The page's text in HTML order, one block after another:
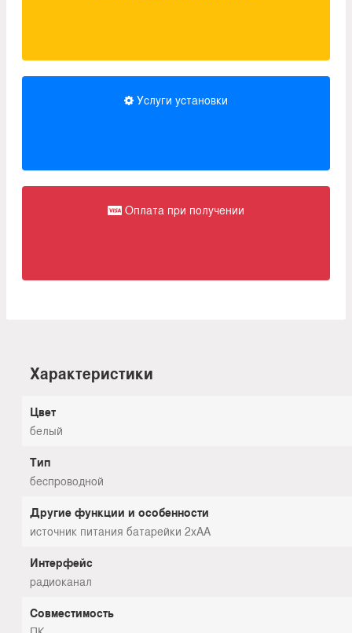
Услуги установки
Оплата при получении
Характеристики
Цвет
белый
Тип
беспроводной
Другие функции и особенности
источник питания батарейки 2xAA
Интерфейс
радиоканал
Совместимость